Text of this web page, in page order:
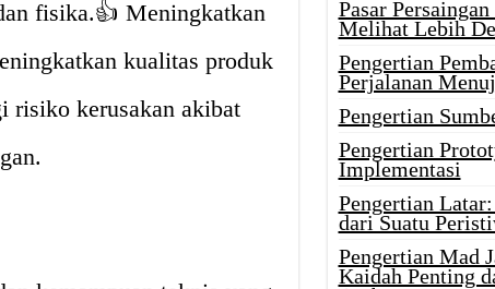
fisika.👍 Meningkatkan
kualitas produk
risiko kerusakan akibat
Pasar
Melihat Lebih
Pengertian
Perjalanan
Pengertian
Pengertian
Implementasi
Pengertian
dari Suatu
Pengertian Mad
Kaidah Penting